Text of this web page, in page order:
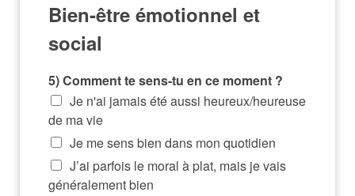
Bien-être émotionnel et
social
5) Comment te sens-tu en ce moment ?
Je n'ai jamais été aussi heureux/heureuse
de ma vie
Je me sens bien dans mon quotidien
J’ai parfois le moral à plat, mais je vais
généralement bien